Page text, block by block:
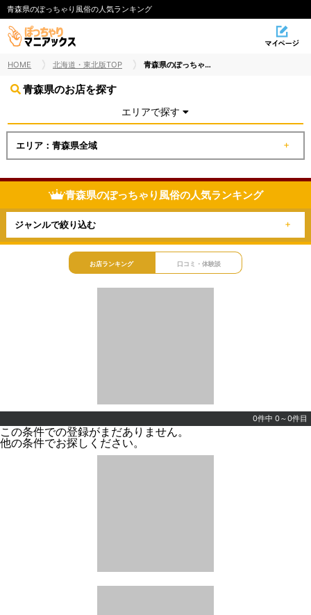
青森県のぽっちゃり風俗の人気ランキング
HOME 北海道・東北版TOP 青森県のぽっちゃり風俗
青森県のお店を探す
エリアで探す
エリア：青森県全域
青森県のぽっちゃり風俗の人気ランキング
ジャンルで絞り込む
お店ランキング 口コミ・体験談
0件中 0～0件目
この条件での登録がまだありません。
他の条件でお探しください。